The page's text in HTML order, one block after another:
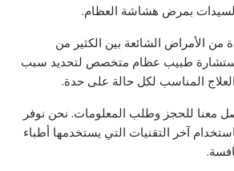
بمرض هشاشة العظام.
الأمراض الشائعة بين الكثير من
طبيب عظام متخصص لتحديد سبب
العلاج المناسب لكل حالة على حدة.
معنا للحجز وطلب المعلومات. نحن نوفر
آخر التقنيات التي يستخدمها أطباء